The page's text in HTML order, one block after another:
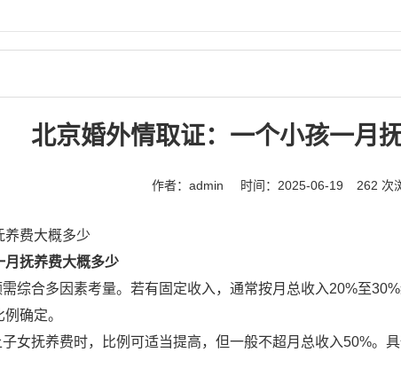
北京婚外情取证：一个小孩一月
作者：admin 时间：2025-06-19 262 次
养费大概多少
月抚养费大概多少
综合多因素考量。若有固定收入，通常按月总收入20%至
确定。
女抚养费时，比例可适当提高，但一般不超月总收入50%。